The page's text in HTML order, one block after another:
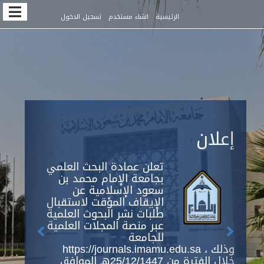
Quick
jump
to
page
content
Navigation
Main
الرئيسية انشاء مستخدم تسجيل الدخول
إعلان
تعلن عمادة البحث العلمي
بجامعة الإمام محمد بن
سعود الإسلامية عن
الإيقاف المؤقت لاستقبال
طلبات نشر البحوث العلمية
عبر منصة المجلات العلمية
للجامعة
https://journals.imamu.edu.sa ، وذلك
Next